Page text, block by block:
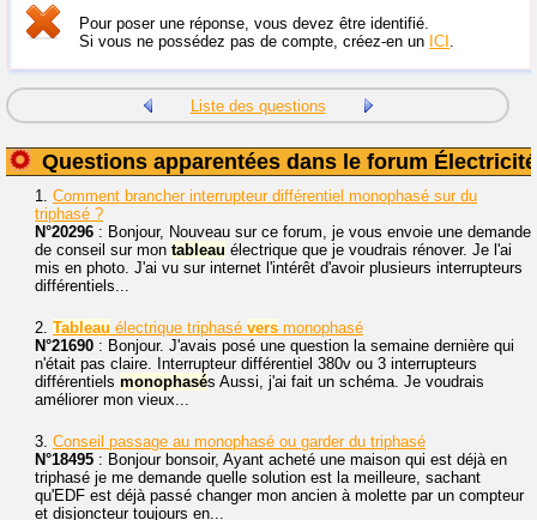
Pour poser une réponse, vous devez être identifié.
Si vous ne possédez pas de compte, créez-en un ICI
Liste des questions
Questions apparentées dans le forum Électricité
1. Comment brancher interrupteur différentiel monophasé sur du
triphasé ?
N°20296 : Bonjour, Nouveau sur ce forum, je vous envoie une demande
de conseil sur mon tableau électrique que je voudrais rénover. Je l'ai
mis en photo. J'ai vu sur internet l'intérêt d'avoir plusieurs interrupteurs
différentiels...
2. Tableau électrique triphasé vers monophasé
N°21690 : Bonjour. J'avais posé une question la semaine dernière qui
n'était pas claire. Interrupteur différentiel 380v ou 3 interrupteurs
différentiels monophasés Aussi, j'ai fait un schéma. Je voudrais
améliorer mon vieux...
3. Conseil passage au monophasé ou garder du triphasé
N°18495 : Bonjour bonsoir, Ayant acheté une maison qui est déjà en
triphasé je me demande quelle solution est la meilleure, sachant
qu'EDF est déjà passé changer mon ancien à molette par un compteur
et disjoncteur toujours en...